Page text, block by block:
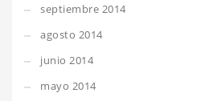
septiembre 2014
agosto 2014
junio 2014
mayo 2014